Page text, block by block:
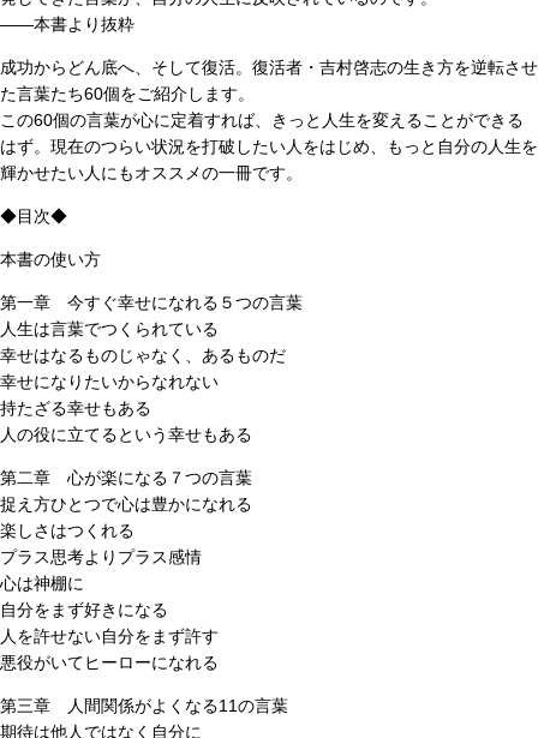
――本書より抜粋
成功からどん底へ、そして復活。復活者・吉村啓志の生き方を逆転させ
た言葉たち60個をご紹介します。
この60個の言葉が心に定着すれば、きっと人生を変えることができる
はず。現在のつらい状況を打破したい人をはじめ、もっと自分の人生を
輝かせたい人にもオススメの一冊です。
◆目次◆
本書の使い方
第一章 今すぐ幸せになれる５つの言葉
人生は言葉でつくられている
幸せはなるものじゃなく、あるものだ
幸せになりたいからなれない
持たざる幸せもある
人の役に立てるという幸せもある
第二章 心が楽になる７つの言葉
捉え方ひとつで心は豊かになれる
楽しさはつくれる
プラス思考よりプラス感情
心は神棚に
自分をまず好きになる
人を許せない自分をまず許す
悪役がいてヒーローになれる
第三章 人間関係がよくなる11の言葉
期待は他人ではなく自分に